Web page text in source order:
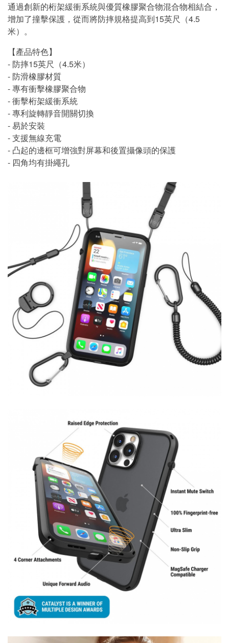
通過創新的桁架緩衝系統與優質橡膠聚合物混合物相結合，
增加了撞擊保護，從而將防摔規格提高到15英尺（4.5
米）。
【產品特色】
- 防摔15英尺（4.5米）
- 防滑橡膠材質
- 專有衝擊橡膠聚合物
- 衝擊桁架緩衝系統
- 專利旋轉靜音開關切換
- 易於安裝
- 支援無線充電
- 凸起的邊框可增強對屏幕和後置攝像頭的保護
- 四角均有掛繩孔